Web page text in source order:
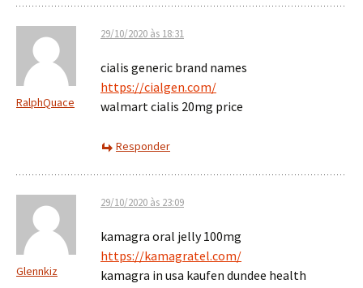
RalphQuace
29/10/2020 às 18:31
cialis generic brand names
https://cialgen.com/
walmart cialis 20mg price
Responder
Glennkiz
29/10/2020 às 23:09
kamagra oral jelly 100mg
https://kamagratel.com/
kamagra in usa kaufen dundee health